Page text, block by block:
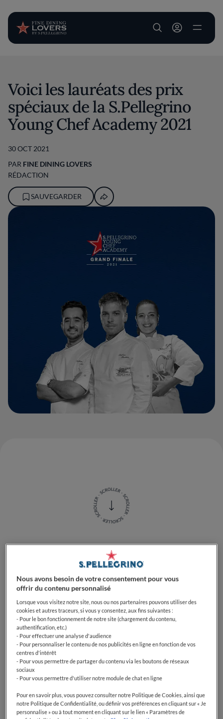
User account
Voici les lauréats des prix
spéciaux de la S.Pellegrino
Young Chef Academy 2021
30 OCT 2021
PAR FINE DINING LOVERS
RÉDACTION
SAUVEGARDER
La Grande Finale 2021 de la S.Pellegrino Young Chef
Academy s'est terminée après une cérémonie de
remise des prix scintillante et pleine d'émotions, où
les futures stars de la gastronomie ont été célébrées
et récompensées aux côtés leurs mentors et certains
des meilleurs chefs du monde.
Pour refléter la croyance de l'Académie dans le
pouvoir transformateur de la gastronomie, la Grande
Finale de cette année comptait trois prix
supplémentaires : le prix Acqua Panna pour la
connexion gastronomique, le prix S.Pellegrino Award
for Social Responsibility et le Fine Dining Lovers Food
for Thought Award.
Nous avons besoin de votre consentement pour vous
offrir du contenu personnalisé
Lorsque vous visitez notre site, nous ou nos partenaires pouvons utiliser des
cookies et autres traceurs, si vous y consentez, aux fins suivantes :
- Pour le bon fonctionnement de notre site (chargement du contenu,
authentification, etc.)
- Pour effectuer une analyse d'audience
- Pour personnaliser le contenu de nos publicités en ligne en fonction de vos
centres d'intérêt
- Pour vous permettre de partager du contenu via les boutons de réseaux
sociaux
- Pour vous permettre d'utiliser notre module de chat en ligne
Pour en savoir plus, vous pouvez consulter notre Politique de Cookies, ainsi que
notre Politique de Confidentialité, ou définir vos préférences en cliquant sur « Je
personnalise » ou à tout moment en cliquant sur le lien « Paramètres de